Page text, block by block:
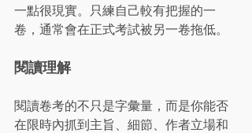
一點很現實。只練自己較有把握的一
卷，通常會在正式考試被另一卷拖低。
閱讀理解
閱讀卷考的不只是字彙量，而是你能否
在限時內抓到主旨、細節、作者立場和